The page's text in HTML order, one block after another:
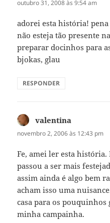
outubro 31, 2008 às 9:54 am
adorei esta história!
não esteja tão presente
preparar docinhos para
bjokas, glau
RESPONDER
valentina
novembro 2, 2006 às 12:43 pm
Fe, amei ler esta
passou a ser mais
assim ainda é algo bem
acham isso uma
casa para os pouquinhos
minha campainha.